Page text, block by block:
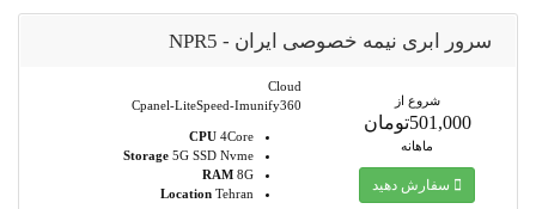
سرور ابری نیمه خصوصی ایران - NPR5
Cloud
Cpanel-LiteSpeed-Imunify360
CPU4Core
Storage5G SSD Nvme
RAM8G
LocationTehran
شروع از
501,000تومان
ماهانه
سفارش دهید